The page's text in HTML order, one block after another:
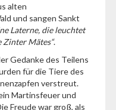
alten
und sangen Sankt
Laterne, die leuchtet
Zinter Mätes“.
Gedanke des Teilens
für die Tiere des
verstreut.
Martinsfeuer und
Freude war groß, als